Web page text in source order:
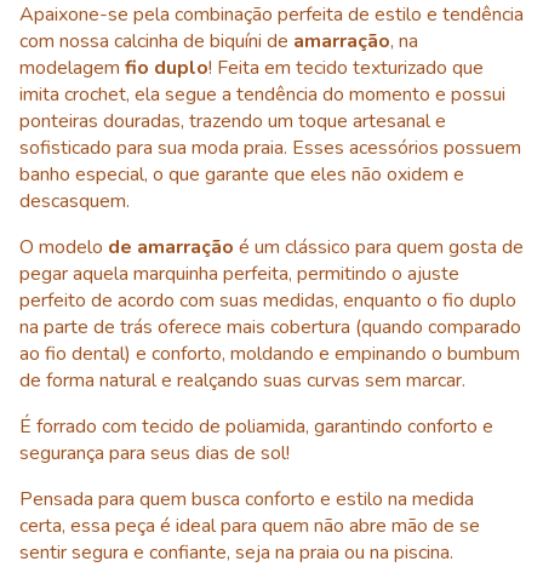
Apaixone-se pela combinação perfeita de estilo e tendência
com nossa calcinha de biquíni de amarração, na
modelagem fio duplo! Feita em tecido texturizado que
imita crochet, ela segue a tendência do momento e possui
ponteiras douradas, trazendo um toque artesanal e
sofisticado para sua moda praia. Esses acessórios possuem
banho especial, o que garante que eles não oxidem e
descasquem.
O modelo de amarração é um clássico para quem gosta de
pegar aquela marquinha perfeita, permitindo o ajuste
perfeito de acordo com suas medidas, enquanto o fio duplo
na parte de trás oferece mais cobertura (quando comparado
ao fio dental) e conforto, moldando e empinando o bumbum
de forma natural e realçando suas curvas sem marcar.
É forrado com tecido de poliamida, garantindo conforto e
segurança para seus dias de sol!
Pensada para quem busca conforto e estilo na medida
certa, essa peça é ideal para quem não abre mão de se
sentir segura e confiante, seja na praia ou na piscina.